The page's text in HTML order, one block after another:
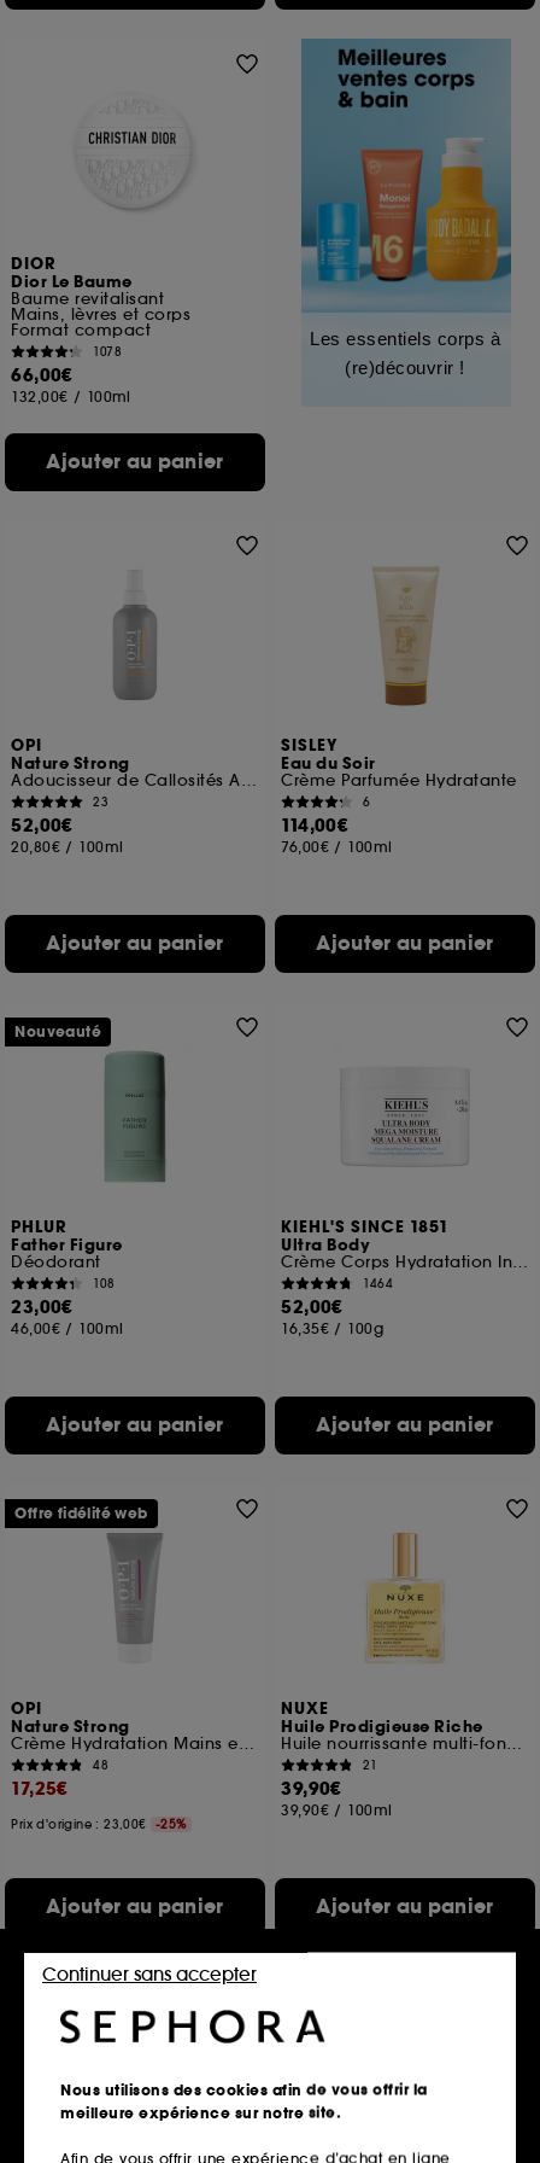
DIOR
Dior Le Baume
Baume revitalisant
Mains, lèvres et corps
Format compact
1078
66,00€
132,00€ / 100ml
Ajouter au panier
Les essentiels corps à
(re)découvrir !
OPI
Nature Strong
Adoucisseur de Callosités Action Lissante
23
52,00€
20,80€ / 100ml
Ajouter au panier
SISLEY
Eau du Soir
Crème Parfumée Hydratante
6
114,00€
76,00€ / 100ml
Ajouter au panier
PHLUR
Father Figure
Déodorant
108
23,00€
46,00€ / 100ml
Ajouter au panier
Nouveauté
KIEHL'S SINCE 1851
Ultra Body
Crème Corps Hydratation Intense au Squalane
1464
52,00€
16,35€ / 100g
Ajouter au panier
OPI
Nature Strong
Crème Hydratation Mains et Pieds fini non-gras
48
17,25€
Prix d'origine : 23,00€ -25%
Ajouter au panier
Offre fidélité web
NUXE
Huile Prodigieuse Riche
Huile nourrissante multi-fonctions
21
39,90€
39,90€ / 100ml
Ajouter au panier
Nous utilisons des cookies afin de vous offrir la
meilleure expérience sur notre site.
Afin de vous offrir une expérience d’achat en ligne
Continuer sans accepter